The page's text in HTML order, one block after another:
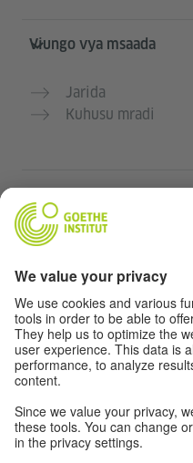
Viungo vya msaada
Jarida
Kuhusu mradi
Kozi za Kijerumani
Tovuti ya walimu
Faragha na Ufikiaji
Taratibu ya faragha